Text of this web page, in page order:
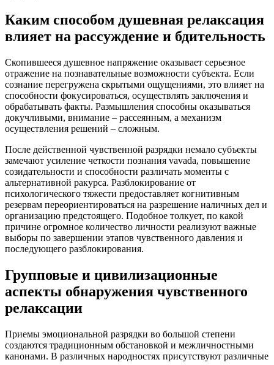
Каким способом душевная релаксация
влияет на рассуждение и бдительность
Скопившееся душевное напряжение оказывает серьезное
отражение на познавательные возможности субъекта. Если
сознание перегружена скрытыми ощущениями, это влияет на
способности фокусироваться, осуществлять заключения и
обрабатывать факты. Размышления способны оказываться
докучливыми, внимание – рассеянным, а механизм
осуществления решений – сложным.
После действенной чувственной разрядки немало субъекты
замечают усиление четкости познания vavada, повышение
созидательности и способности различать моменты с
альтернативной ракурса. Разблокирование от
психологического тяжести предоставляет когнитивным
резервам переориентироваться на разрешение наличных дел и
организацию предстоящего. Подобное толкует, по какой
причине огромное количество личности реализуют важные
выборы по завершении этапов чувственного давления и
последующего разблокирования.
Групповые и цивилизационные
аспекты обнаружения чувственного
релаксации
Приемы эмоциональной разрядки во большой степени
создаются традиционным обстановкой и межличностными
канонами. В различных народностях присутствуют различные